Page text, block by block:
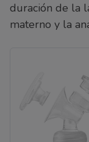
duración de la
materno y la